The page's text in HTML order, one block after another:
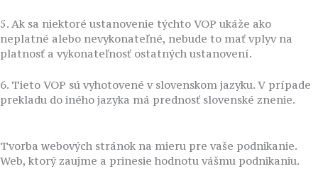
5. Ak sa niektoré ustanovenie týchto VOP ukáže ako
neplatné alebo nevykonateľné, nebude to mať vplyv na
platnosť a vykonateľnosť ostatných ustanovení.
6. Tieto VOP sú vyhotovené v slovenskom jazyku. V prípade
prekladu do iného jazyka má prednosť slovenské znenie.
Tvorba webových stránok na mieru pre vaše podnikanie.
Web, ktorý zaujme a prinesie hodnotu vášmu podnikaniu.